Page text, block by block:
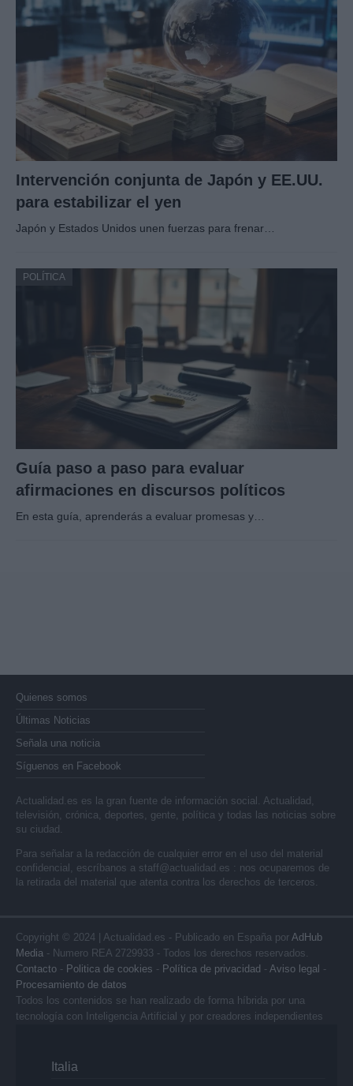
Intervención conjunta de Japón y EE.UU.
para estabilizar el yen
Japón y Estados Unidos unen fuerzas para frenar…
POLÍTICA
Guía paso a paso para evaluar
afirmaciones en discursos políticos
En esta guía, aprenderás a evaluar promesas y…
Quienes somos
Últimas Noticias
Señala una noticia
Síguenos en Facebook
Actualidad.es es la gran fuente de información social. Actualidad,
televisión, crónica, deportes, gente, política y todas las noticias sobre
su ciudad.
Para señalar a la redacción de cualquier error en el uso del material
confidencial, escríbanos a staff@actualidad.es : nos ocuparemos de
la retirada del material que atenta contra los derechos de terceros.
Copyright © 2024 | Actualidad.es - Publicado en España por AdHub
Media - Numero REA 2729933 - Todos los derechos reservados.
Contacto - Politica de cookies - Política de privacidad - Aviso legal -
Procesamiento de datos
Todos los contenidos se han realizado de forma híbrida por una
tecnología con Inteligencia Artificial y por creadores independientes
Italia